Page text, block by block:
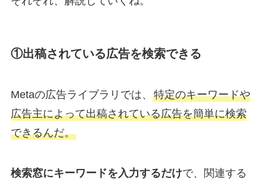
①出稿されている広告を検索できる
Metaの広告ライブラリでは、 特定のキーワードや
広告主によって出稿されている広告を簡単に検索
できるんだ。
検索窓にキーワードを入力するだけで、関連する